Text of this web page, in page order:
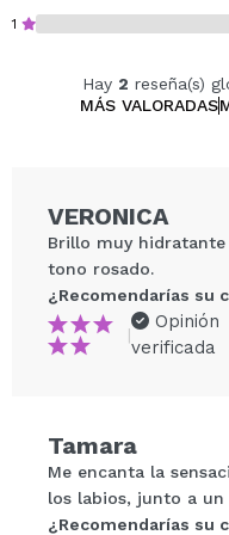
1
Hay 2 reseña(s)
MÁS VALORADAS
Tu vídeo podría
VERONICA
Brillo muy
tono rosado.
¿Recomendarías su
|
Opinión
verificada
Tamara
Me encanta la
los labios, junto a
¿Recomendarías su